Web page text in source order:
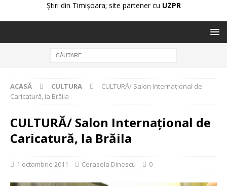
Știri din Timișoara; site partener cu UZPR
ACASĂ CULTURA
CULTURĂ/ Salon Internaţional de
Caricatură, la Brăila
CULTURĂ/ Salon Internaţional de
Caricatură, la Brăila
1 octombrie 2011 Cerasela Dinescu 0